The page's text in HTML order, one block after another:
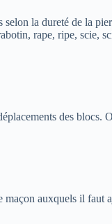
la dureté de la
rape, ripe, scie,
des
maçon auxquels il